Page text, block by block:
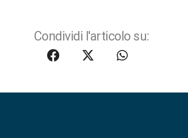
Condividi l'articolo su: